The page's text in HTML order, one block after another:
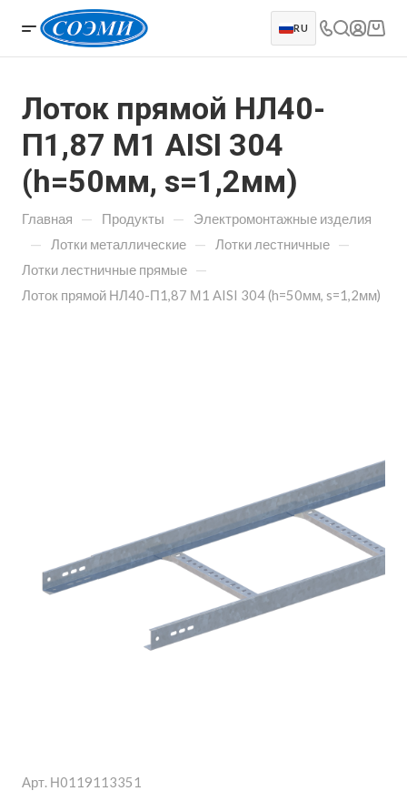
RU
Лоток прямой НЛ40-
П1,87 М1 AISI 304
(h=50мм, s=1,2мм)
Главная — Продукты — Электромонтажные изделия
— Лотки металлические — Лотки лестничные —
Лотки лестничные прямые —
Лоток прямой НЛ40-П1,87 М1 AISI 304 (h=50мм, s=1,2мм)
Арт. Н0119113351